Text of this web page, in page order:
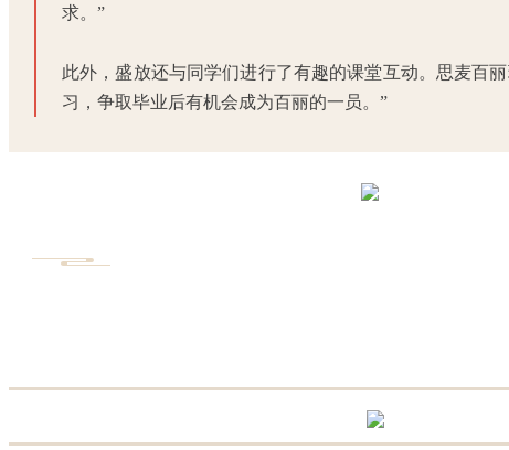
求。”
此外，盛放还与同学们进行了有趣的课堂互动。思麦百
习，争取毕业后有机会成为百丽的一员。”